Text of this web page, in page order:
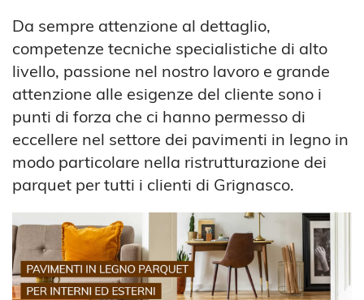
Da sempre attenzione al dettaglio,
competenze tecniche specialistiche di alto
livello, passione nel nostro lavoro e grande
attenzione alle esigenze del cliente sono i
punti di forza che ci hanno permesso di
eccellere nel settore dei pavimenti in legno in
modo particolare nella ristrutturazione dei
parquet per tutti i clienti di Grignasco.